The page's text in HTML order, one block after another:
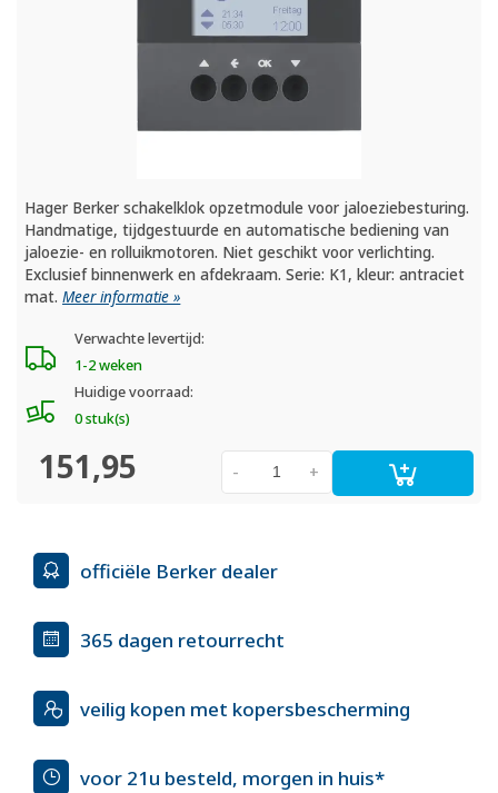
Hager Berker schakelklok opzetmodule voor jaloeziebesturing.
Handmatige, tijdgestuurde en automatische bediening van
jaloezie- en rolluikmotoren. Niet geschikt voor verlichting.
Exclusief binnenwerk en afdekraam. Serie: K1, kleur: antraciet
mat.Meer informatie »
Verwachte levertijd:
1-2 weken
Huidige voorraad:
0 stuk(s)
151,95 +
-
officiële Berker dealer
365 dagen retourrecht
veilig kopen met kopersbescherming
voor 21u besteld, morgen in huis*